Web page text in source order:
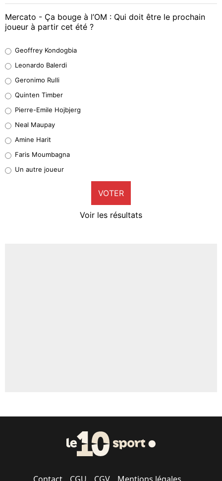
Mercato - Ça bouge à l’OM : Qui doit être le prochain
joueur à partir cet été ?
38%
32%
5%
1%
9%
Geoffrey Kondogbia
Leonardo Balerdi
Geronimo Rulli
Quinten Timber
Pierre-Emile Hojbjerg
Neal Maupay
Amine Harit
Faris Moumbagna
Un autre joueur
VOTER
Voir les résultats